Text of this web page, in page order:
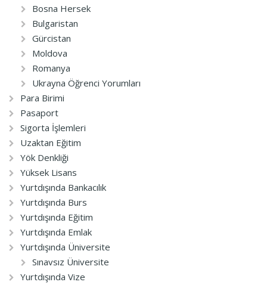
Bosna Hersek
Bulgaristan
Gürcistan
Moldova
Romanya
Ukrayna Öğrenci Yorumları
Para Birimi
Pasaport
Sigorta İşlemleri
Uzaktan Eğitim
Yök Denkliği
Yüksek Lisans
Yurtdışında Bankacılık
Yurtdışında Burs
Yurtdışında Eğitim
Yurtdışında Emlak
Yurtdışında Üniversite
Sınavsız Üniversite
Yurtdışında Vize